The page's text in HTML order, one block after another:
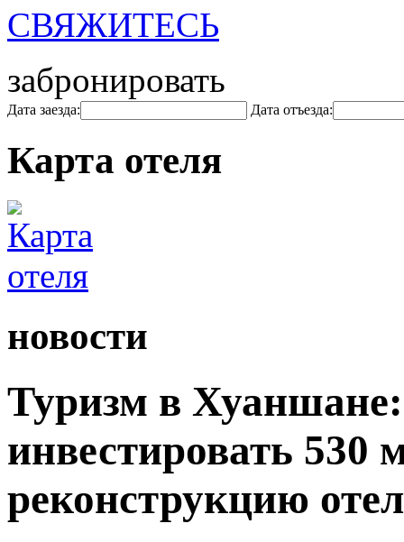
СВЯЖИТЕСЬ
забронировать
Дата заезда: Дата отъезда:
Карта отеля
новости
Туризм в
инвестировать 530
реконструкцию